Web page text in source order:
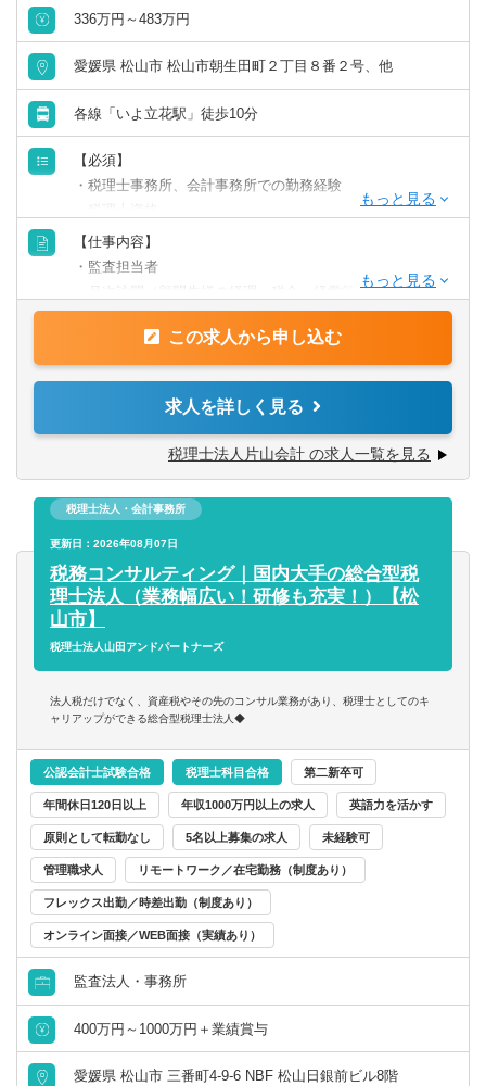
また、税理士試験前は1か月ほど試験休暇を取得いただくこ
■女性が多く活躍しており、育休の取得実績もあります。時
短勤務なども相談可能で、働きやすい環境です。
336万円～483万円
愛媛県 松山市 松山市朝生田町２丁目８番２号、他
各線「いよ立花駅」徒歩10分
【必須】
・税理士事務所、会計事務所での勤務経験
・一般的なExcel・Word等のPCスキル
【仕事内容】
・監査担当者
・月次訪問（顧問先様の経理、税金、経営等の相談対応）
・年末調整、確定申告業務
・申告書チェック
●一緒に顧問先様を支える仲間を求めています。
●即戦力となる方を求めています。
ご自身のキャリアアップに必ずつながるお仕事です。ぜ
ます。
【働く環境】
■相続チーム（6名）と法人チーム（20名程度）に分かれて
おり、スキルや希望に応じて業務をお任せします。
年間の相続税申告数は100件程度で、県内でトップレベルの
様々な案件に携わることができますので、専門的なスキル
を磨いていただける環境です。
■職員は20～50代と幅広い層が在籍しています。
■女性が多く活躍しており、育休の取得実績もあります。時
短勤務なども相談可能で、働きやすい環境です。
★中予地方からの通勤も歓迎。手当や家賃補助の優遇あり
ます★（今治事務所のみ）
この求人から申し込む
求人を詳しく見る
税理士法人片山会計 の求人一覧を見る
税理士法人・会計事務所
更新日：2026年08月07日
税務コンサルティング｜国内大手の総合型税
理士法人（業務幅広い！研修も充実！）【松
山市】
税理士法人山田アンドパートナーズ
法人税だけでなく、資産税やその先のコンサル業務があり、税理士としてのキ
ャリアップができる総合型税理士法人◆
公認会計士試験合格 税理士科目合格 第二新卒可
年間休日120日以上 年収1000万円以上の求人 英語力を活かす
原則として転勤なし 5名以上募集の求人 未経験可
管理職求人 リモートワーク／在宅勤務（制度あり）
フレックス出勤／時差出勤（制度あり）
オンライン面接／WEB面接（実績あり）
監査法人・事務所
400万円～1000万円＋業績賞与
愛媛県 松山市 三番町4-9-6 NBF 松山日銀前ビル8階